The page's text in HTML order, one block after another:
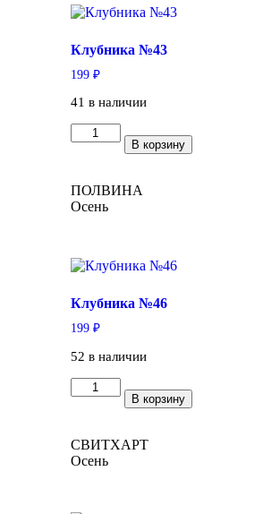
Клубника №43
199 ₽
41 в наличии
Количество
товара
В корзину
ПОЛВИНА
Осень
Клубника №46
199 ₽
52 в наличии
Количество
товара
В корзину
СВИТХАРТ
Осень